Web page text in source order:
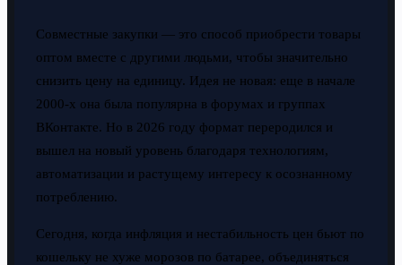
Совместные закупки — это способ приобрести товары
оптом вместе с другими людьми, чтобы значительно
снизить цену на единицу. Идея не новая: еще в начале
2000-х она была популярна в форумах и группах
ВКонтакте. Но в 2026 году формат переродился и
вышел на новый уровень благодаря технологиям,
автоматизации и растущему интересу к осознанному
потреблению.
Сегодня, когда инфляция и нестабильность цен бьют по
кошельку не хуже морозов по батарее, объединяться